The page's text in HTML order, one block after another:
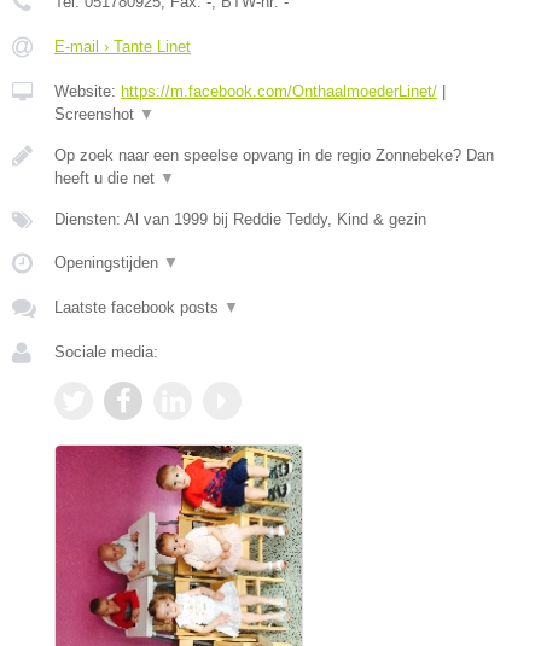
E-mail › Tante Linet
Website: https://m.facebook.com/OnthaalmoederLinet/ |
Screenshot ▼
Op zoek naar een speelse opvang in de regio Zonnebeke? Dan
heeft u die net ▼
Diensten: Al van 1999 bij Reddie Teddy, Kind & gezin
Openingstijden ▼
Laatste facebook posts ▼
Sociale media: